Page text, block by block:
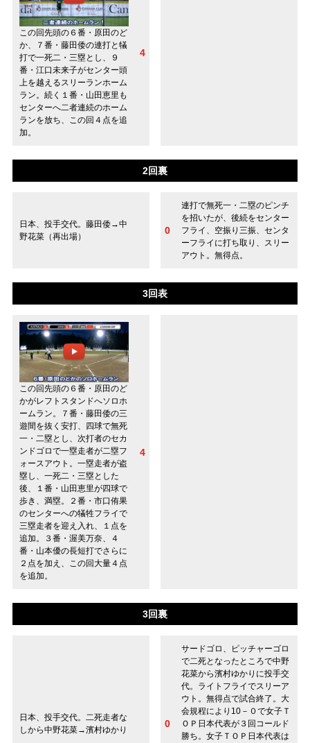
この回先頭の６番・原田のど
か、７番・藤田倭の連打と犠
打で一死二・三塁とし、９
番・江口未来子がセンター頭
上を越えるスリーランホーム
ラン。続く１番・山田恵里も
センターへ二者連続のホーム
ランを放ち、この回４点を追
加。
4
2回裏
日本、投手交代。藤田倭→中
野花菜（再出場）
連打で無死一・二塁のピンチ
を招いたが、後続をセンター
フライ、空振り三振、センタ
ーフライに打ち取り、スリー
アウト。無得点。
0
3回表
この回先頭の６番・原田のど
かがレフトスタンドへソロホ
ームラン。７番・藤田倭の三
遊間を抜く安打、四球で無死
一・二塁とし、次打者のセカ
ンドゴロで一塁走者が二塁フ
ォースアウト。一塁走者が盗
塁し、一死二・三塁とした
後、１番・山田恵里が四球で
歩き、満塁。２番・市口侑果
のセンターへの犠牲フライで
三塁走者を迎え入れ、１点を
追加。３番・渥美万奈、４
番・山本優の長短打でさらに
２点を加え、この回大量４点
を追加。
4
3回裏
日本、投手交代。二死走者な
しから中野花菜→濱村ゆかり
サードゴロ、ピッチャーゴロ
で二死となったところで中野
花菜から濱村ゆかりに投手交
代。ライトフライでスリーア
ウト。無得点で試合終了。大
会規程により10－０で女子Ｔ
ＯＰ日本代表が３回コールド
勝ち。女子ＴＯＰ日本代表は
0